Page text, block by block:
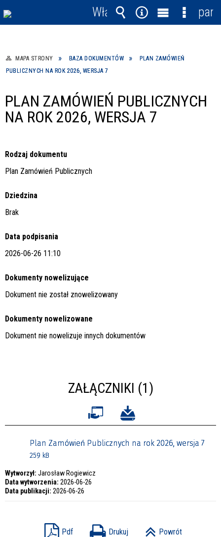
MAPA STRONY BAZA DOKUMENTÓW
PLAN ZAMÓWIEŃ
PUBLICZNYCH NA ROK 2026, WERSJA 7
PLAN ZAMÓWIEŃ PUBLICZNYCH
NA ROK 2026, WERSJA 7
Rodzaj dokumentu
Plan Zamówień Publicznych
Dziedzina
Brak
Data podpisania
2026-06-26 11:10
Dokumenty nowelizujące
Dokument nie został znowelizowany
Dokumenty nowelizowane
Dokument nie nowelizuje innych dokumentów
ZAŁĄCZNIKI (1)
Plan Zamówień Publicznych na rok 2026, wersja 7
259 kB
Wytworzył: Jarosław Rogiewicz
Data wytworzenia: 2026-06-26
Data publikacji: 2026-06-26
Pdf Drukuj Powrót
Włącz
powiadomienia
Wyszukiwarka
Narzędzia
MenuMenu